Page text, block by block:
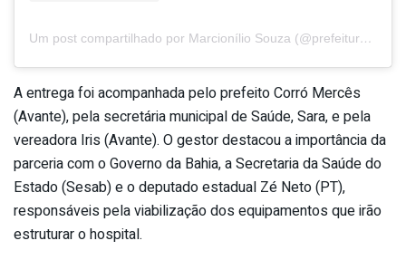
Um post compartilhado por Marcionílio Souza (@prefeitura_marcioniliosouza)
A entrega foi acompanhada pelo prefeito Corró Mercês
(Avante), pela secretária municipal de Saúde, Sara, e pela
vereadora Iris (Avante). O gestor destacou a importância da
parceria com o Governo da Bahia, a Secretaria da Saúde do
Estado (Sesab) e o deputado estadual Zé Neto (PT),
responsáveis pela viabilização dos equipamentos que irão
estruturar o hospital.